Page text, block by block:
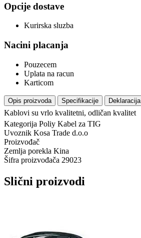
Opcije dostave
Kurirska sluzba
Nacini placanja
Pouzecem
Uplata na racun
Karticom
Opis proizvoda Specifikacije Deklaracija
Kablovi su vrlo kvalitetni, odličan kvalitet
Kategorija Poliy Kabel za TIG
Uvoznik Kosa Trade d.o.o
Proizvođač
Zemlja porekla Kina
Šifra proizvođača 29023
Slični proizvodi